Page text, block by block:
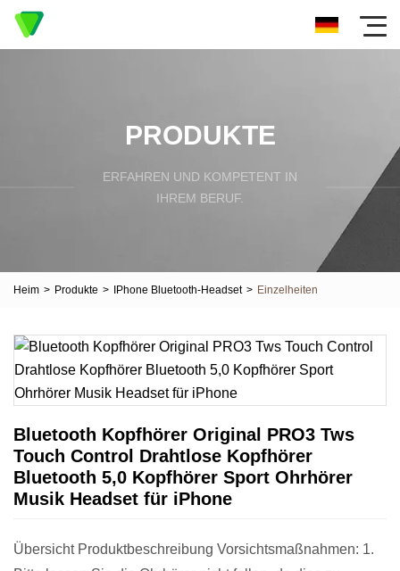
PRODUKTE
ERFAHREN UND KOMPETENT IN
IHREM BERUF.
Heim > Produkte > IPhone Bluetooth-Headset > Einzelheiten
Bluetooth Kopfhörer Original PRO3 Tws
Touch Control Drahtlose Kopfhörer
Bluetooth 5,0 Kopfhörer Sport Ohrhörer
Musik Headset für iPhone
Übersicht Produktbeschreibung Vorsichtsmaßnahmen: 1.